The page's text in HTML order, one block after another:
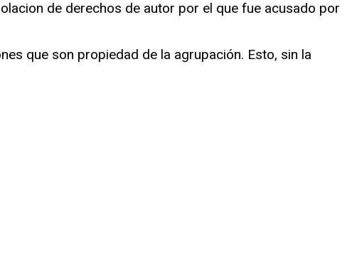
de derechos de autor por el que fue acusado por
que son propiedad de la agrupación. Esto, sin la